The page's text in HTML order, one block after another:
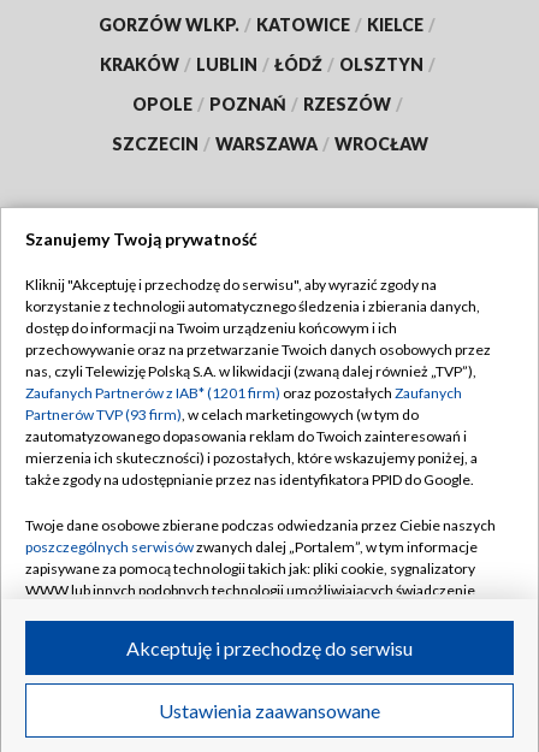
GORZÓW WLKP. / KATOWICE / KIELCE /
KRAKÓW / LUBLIN / ŁÓDŹ / OLSZTYN /
OPOLE / POZNAŃ / RZESZÓW /
SZCZECIN / WARSZAWA / WROCŁAW
TVP
Abonament TVP
Emisja w TVP
Centrum informacji TVP
Naziemna Telewizja Cyfrowa
Rada Programowa
System NOS
Informacje o nadawcy
Program dla prasy
Ogłoszenie przetargowe
Regulamin TVP
Polityka prywatności
Moje zgody
Pomoc
Kontakt
Kanały
©2026 Telewizja Polska S.A. w likwidacji
Szanujemy Twoją prywatność
Kliknij "Akceptuję i przechodzę do serwisu", aby wyrazić zgody na
korzystanie z technologii automatycznego śledzenia i zbierania danych,
dostęp do informacji na Twoim urządzeniu końcowym i ich
przechowywanie oraz na przetwarzanie Twoich danych osobowych przez
nas, czyli Telewizję Polską S.A. w likwidacji (zwaną dalej również „TVP”),
Zaufanych Partnerów z IAB* (1201 firm) oraz pozostałych Zaufanych
Partnerów TVP (93 firm), w celach marketingowych (w tym do
zautomatyzowanego dopasowania reklam do Twoich zainteresowań i
mierzenia ich skuteczności) i pozostałych, które wskazujemy poniżej, a
także zgody na udostępnianie przez nas identyfikatora PPID do Google.
Twoje dane osobowe zbierane podczas odwiedzania przez Ciebie naszych
poszczególnych serwisówzwanych dalej „Portalem”, w tym informacje
zapisywane za pomocą technologii takich jak: pliki cookie, sygnalizatory
WWW lub innych podobnych technologii umożliwiających świadczenie
ruchu w Internecie.
Twoje dane osobowe zbierane podczas odwiedzania przez Ciebie
poszczególnych serwisówna Portalu, takie jak adresy IP, identyfikatory
Ustawienia zaawansowane
Akceptuję i przechodzę do serwisu